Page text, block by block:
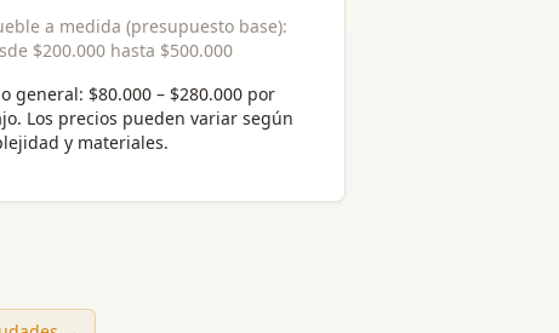
a medida (presupuesto base):
$200.000hasta $500.000
general: $80.000 – $280.000 por
. Los precios pueden variar según
y materiales.